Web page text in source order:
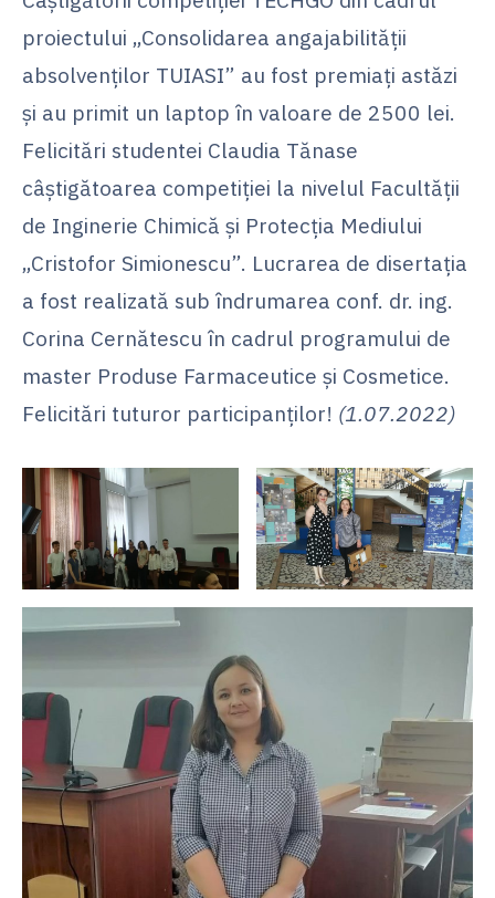
proiectului „Consolidarea angajabilității
absolvenților TUIASI” au fost premiați astăzi
și au primit un laptop în valoare de 2500 lei.
Felicitări studentei Claudia Tănase
câștigătoarea competiției la nivelul Facultății
de Inginerie Chimică și Protecția Mediului
„Cristofor Simionescu”. Lucrarea de disertația
a fost realizată sub îndrumarea conf. dr. ing.
Corina Cernătescu în cadrul programului de
master Produse Farmaceutice și Cosmetice.
Felicitări tuturor participanților! (1.07.2022)